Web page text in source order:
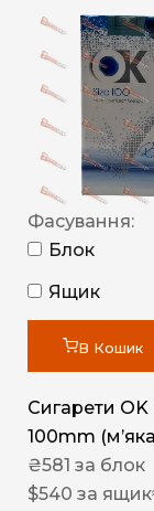
Фасування:
Блок
Ящик
В Кошик
Сигарети OK
100mm
₴581 за блок
$540 за ящик